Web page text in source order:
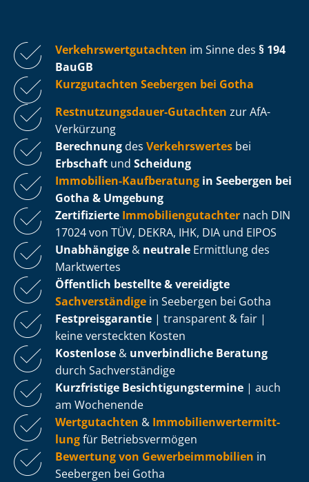
Ver­kehrs­wert­gut­ach­ten im Sinne des § 194
BauGB
Kurzgutachten Seebergen bei Gotha
Rest­nut­zungs­dau­er-Gutachten zur AfA-
Verkürzung
Berechnung des Verkehrswertes bei
Erbschaft und Scheidung
Immobilien-Kaufberatung in Seebergen bei
Gotha & Umgebung
Zertifizierte Im­mo­bi­li­en­gut­ach­ter nach DIN
17024 von TÜV, DEKRA, IHK, DIA und EIPOS
Unabhängige & neutrale Ermittlung des
Marktwertes
Öffentlich bestellte & vereidigte
Sachverständige in Seebergen bei Gotha
Fest­preis­ga­ran­tie | transparent & fair |
keine versteckten Kosten
Kostenlose & unverbindliche Beratung
durch Sachverständige
Kurzfristige Be­sich­ti­gungs­ter­mi­ne | auch
am Wochenende
Wertgutachten & Im­mo­bi­li­en­wert­ermitt­
lungfür Be­triebs­ver­mö­gen
Bewertung von Ge­wer­be­im­mo­bi­li­en in
Seebergen bei Gotha